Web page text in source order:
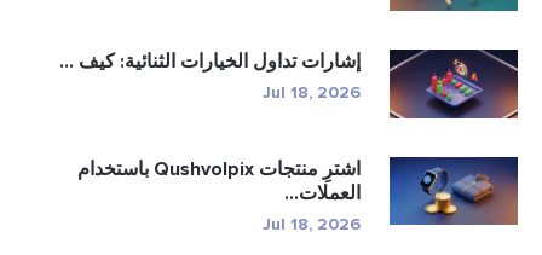
إشارات تداول الخيارات الثنائية: كيف ...
Jul 18, 2026
اشترِ منتجات Qushvolpix باستخدام
العملات...
Jul 18, 2026